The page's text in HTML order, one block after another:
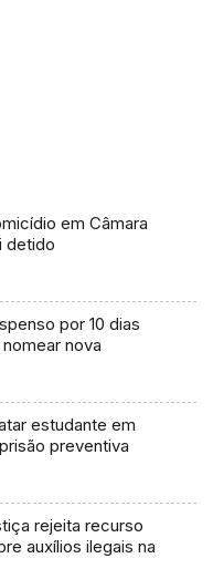
em Câmara
detido
por 10 dias
nova
estudante em
preventiva
rejeita recurso
auxílios ilegais na